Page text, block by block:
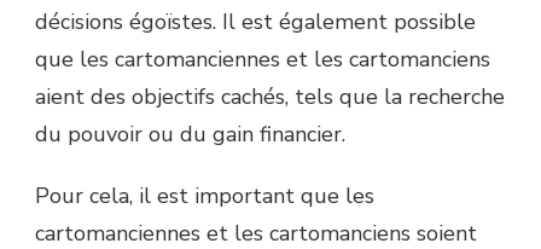
décisions égoïstes. Il est également possible
que les cartomanciennes et les cartomanciens
aient des objectifs cachés, tels que la recherche
du pouvoir ou du gain financier.
Pour cela, il est important que les
cartomanciennes et les cartomanciens soient